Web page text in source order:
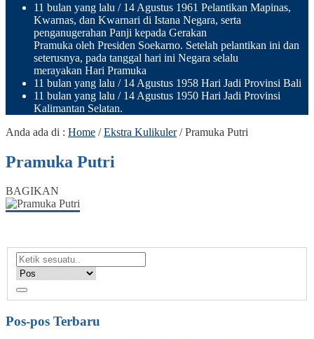
11 bulan yang lalu / 14 Agustus 1961 Pelantikan Mapinas,
Kwarnas, dan Kwarnari di Istana Negara, serta
penganugerahan Panji kepada Gerakan
Pramuka oleh Presiden Soekarno. Setelah pelantikan ini dan
seterusnya, pada tanggal hari ini Negara selalu
merayakan Hari Pramuka
11 bulan yang lalu / 14 Agustus 1958 Hari Jadi Provinsi Bali
11 bulan yang lalu / 14 Agustus 1950 Hari Jadi Provinsi
Kalimantan Selatan.
Anda ada di : Home /Ekstra Kulikuler/Pramuka Putri
Pramuka Putri
BAGIKAN
Pos-pos Terbaru